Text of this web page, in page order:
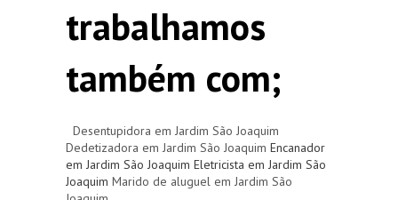
trabalhamos
também com;
Desentupidora em Jardim São Joaquim
Dedetizadora em Jardim São Joaquim Encanador
em Jardim São Joaquim Eletricista em Jardim São
Joaquim Marido de aluguel em Jardim São